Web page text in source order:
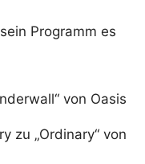
Programm es
von Oasis
zu „Ordinary“ von